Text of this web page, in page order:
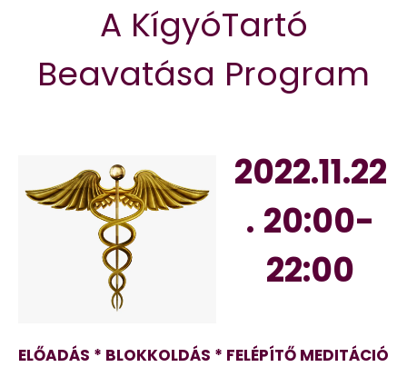
A KígyóTartó
Beavatása Program
2022.11.22
. 20:00-
22:00
ELŐADÁS * BLOKKOLDÁS * FELÉPÍTŐ MEDITÁCIÓ